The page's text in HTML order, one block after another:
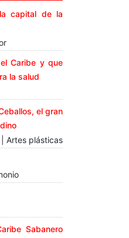
capital de la
Caribe y que
la salud
el gran
Artes plásticas
Sabanero